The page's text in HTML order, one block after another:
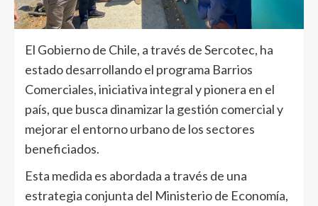
El Gobierno de Chile, a través de Sercotec, ha
estado desarrollando el programa Barrios
Comerciales, iniciativa integral y pionera en el
país, que busca dinamizar la gestión comercial y
mejorar el entorno urbano de los sectores
beneficiados.
Esta medida es abordada a través de una
estrategia conjunta del Ministerio de Economía,